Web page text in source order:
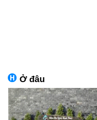
Ở đâu